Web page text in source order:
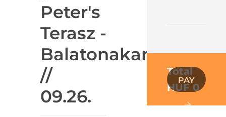
Peter's
Terasz -
Balatonakarattya
//
09.26.
Total
HUF 0
PAY